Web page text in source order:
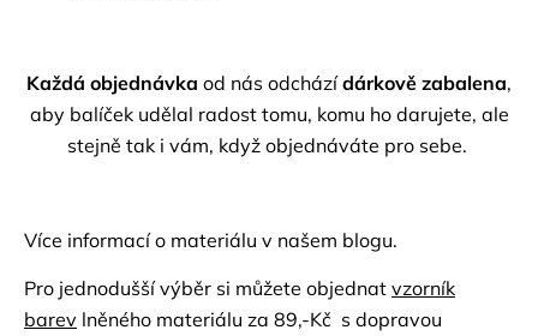
Každá objednávka od nás odcházídárkově zabalena,
aby balíček udělal radost tomu, komu ho darujete, ale
stejně tak i vám, když objednáváte pro sebe.
Více informací o materiálu v našem blogu.
Pro jednodušší výběr si můžete objednat vzorník
barev lněného materiálu za 89,-Kč s dopravou